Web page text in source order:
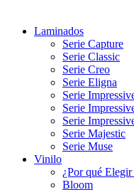
Laminados
Serie Capture
Serie Classic
Serie Creo
Serie Eligna
Serie
Serie
Serie
Serie Majestic
Serie Muse
Vinilo
¿Por qué
Bloom